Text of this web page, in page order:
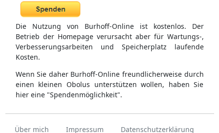
Die Nutzung von Burhoff-Online ist kostenlos. Der
Betrieb der Homepage verursacht aber für Wartungs-,
Verbesserungsarbeiten und Speicherplatz laufende
Kosten.
Wenn Sie daher Burhoff-Online freundlicherweise durch
einen kleinen Obolus unterstützen wollen, haben Sie
hier eine "Spendenmöglichkeit".
Über mich Impressum Datenschutzerklärung